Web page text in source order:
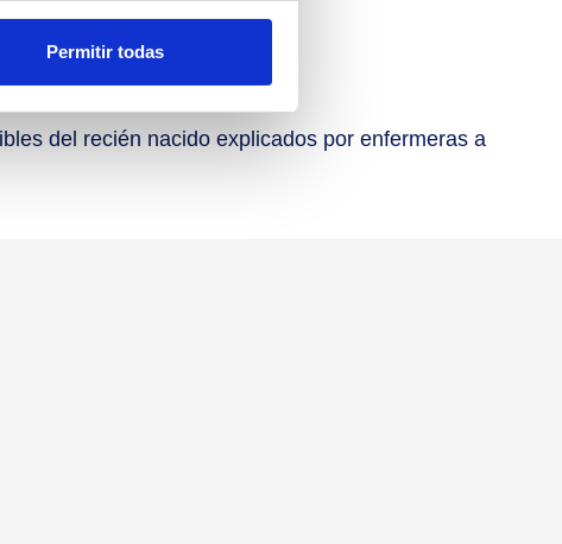
Permitir todas
del recién nacido explicados por enfermeras a